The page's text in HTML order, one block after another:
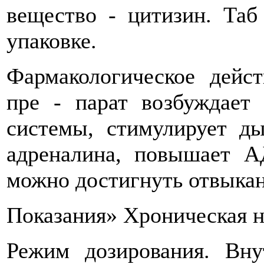
вещество - цитизин.
упаковке.
Фармакологическое
пре - парат возбуждает
системы, стимулирует
адреналина, повышает
можно достигнуть
Показания» Хроническая
Режим дозирования.